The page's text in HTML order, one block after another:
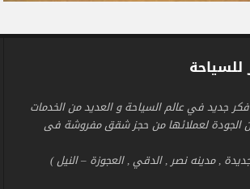
جديد في عالم السياحة و العديد من الخدمات
لعملائها من حجز شقق مفروشة فى
, مدينه نصر , الدقي , العجوزة – النيل )